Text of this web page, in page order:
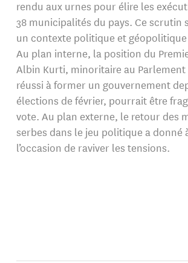
rendu aux urnes pour élire les
38 municipalités du pays. Ce scrutin
un contexte politique et
Au plan interne, la position du
Albin Kurti, minoritaire au Parlement
réussi à former un gouvernement
élections de février, pourrait être
vote. Au plan externe, le retour des
serbes dans le jeu politique a donné
l’occasion de raviver les tensions.